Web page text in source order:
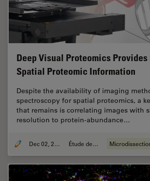
Deep Visual Proteomics
Spatial Proteomic Information
Despite the availability of imaging
spectroscopy for spatial proteomics, a
that remains is correlating images with
resolution to protein-abundance…
Dec 02, 2024 Étude de cas